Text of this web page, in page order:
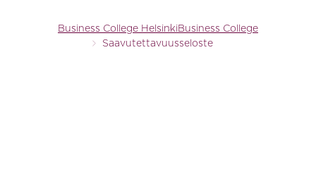
Business College HelsinkiBusiness College
Saavutettavuusseloste